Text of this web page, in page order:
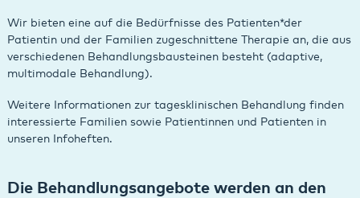
Wir bieten eine auf die Bedürfnisse des Patienten*der
Patientin und der Familien zugeschnittene Therapie an, die aus
verschiedenen Behandlungsbausteinen besteht (adaptive,
multimodale Behandlung).
Weitere Informationen zur tagesklinischen Behandlung finden
interessierte Familien sowie Patientinnen und Patienten in
unseren Infoheften.
Die Behandlungsangebote werden an den